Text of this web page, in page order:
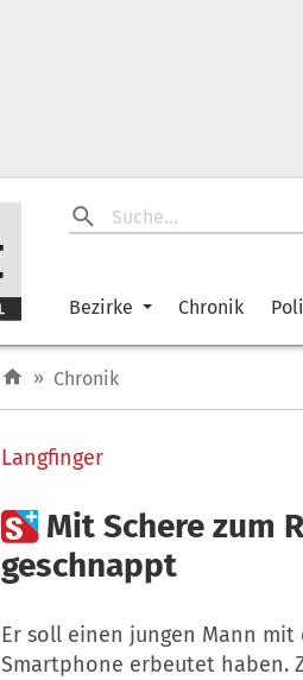
Bezirke Chronik
» Chronik
Langfinger
 Mit Schere zum
geschnappt
Er soll einen jungen Mann
Smartphone erbeutet haben.